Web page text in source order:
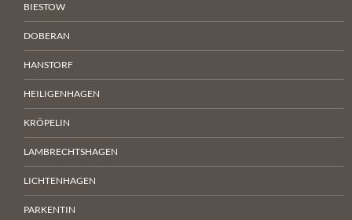
BIESTOW
DOBERAN
HANSTORF
HEILIGENHAGEN
KRÖPELIN
LAMBRECHTSHAGEN
LICHTENHAGEN
PARKENTIN